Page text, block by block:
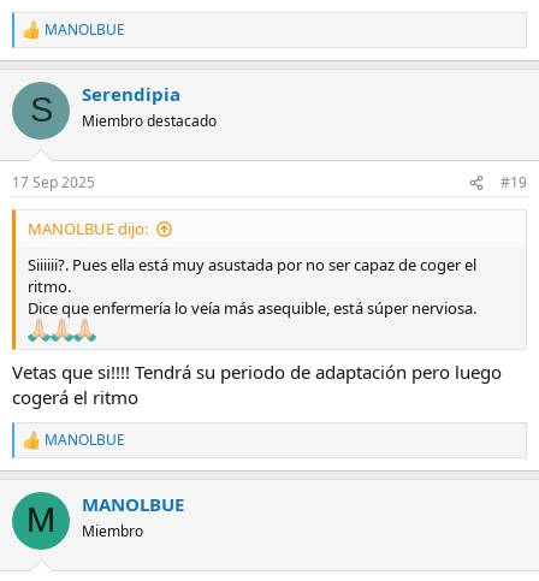
R
e
c
i
e
s
MANOLBUE
S Serendipia
Miembro destacado
17 Sep 2025 #19
MANOLBUE dijo:
Siiiiii?. Pues ella está muy asustada por no ser capaz de coger el
ritmo.
Dice que enfermería lo veía más asequible, está súper nerviosa.
Vetas que si!!!! Tendrá su periodo de adaptación pero luego
cogerá el ritmo
R
e
c
i
MANOLBUE
M MANOLBUE
Miembro